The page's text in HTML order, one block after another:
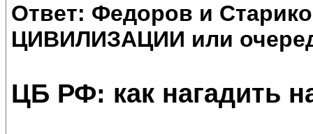
Ответ: Федоров и
ЦИВИЛИЗАЦИИ или
ЦБ РФ: как нагадить